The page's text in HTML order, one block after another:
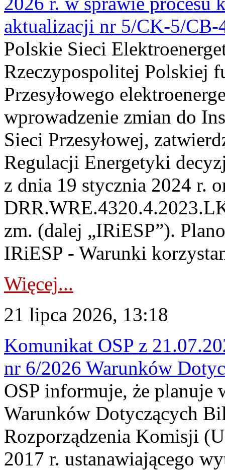
aktualizacji nr 5/CK-5/CB-
Polskie Sieci
Rzeczypospolitej Polskiej
Przesyłowego
wprowadzenie zmian do
Sieci Przesyłowej,
Regulacji Energetyki
z dnia 19 stycznia 2024 r.
zm. (dalej „IRiESP”).
IRiESP - Warunki
Więcej...
21 lipca 2026, 13:18
Komunikat OSP z
nr 6/2026 Warunków
OSP informuje, że planuje
Warunków Dotyczących
Rozporządzenia Komisji
2017 r. ustanawiającego